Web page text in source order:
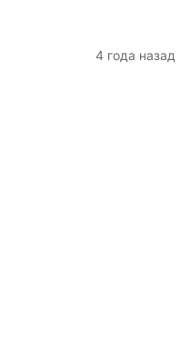
4 года назад